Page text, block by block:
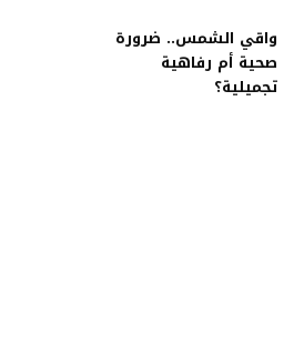
واقي الشمس.. ضرورة
صحية أم رفاهية
تجميلية؟